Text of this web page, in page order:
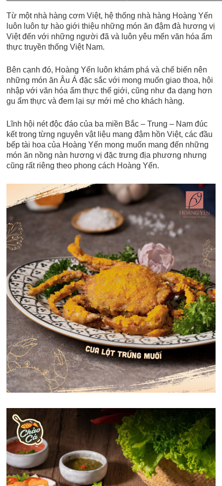
Từ một nhà hàng cơm Việt, hệ thống nhà hàng Hoàng Yến
luôn luôn tự hào giới thiệu những món ăn đậm đà hương vị
Việt đến với những người đã và luôn yêu mến văn hóa ẩm
thực truyền thống Việt Nam.
Bên cạnh đó, Hoàng Yến luôn khám phá và chế biến nên
những món ăn Âu Á đặc sắc với mong muốn giao thoa, hội
nhập với văn hóa ẩm thực thế giới, cũng như đa dạng hơn
gu ẩm thực và đem lại sự mới mẻ cho khách hàng.
Lĩnh hội nét độc đáo của ba miền Bắc – Trung – Nam đúc
kết trong từng nguyên vật liệu mang đậm hồn Việt, các đầu
bếp tài hoa của Hoàng Yến mong muốn mang đến những
món ăn nồng nàn hương vị đặc trưng địa phương nhưng
cũng rất riêng theo phong cách Hoàng Yến.